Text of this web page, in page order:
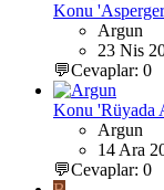
Konu
Argun
23 Nis
💬Cevaplar: 0
Konu 'Rüyada
Argun
14 Ara
💬Cevaplar: 0